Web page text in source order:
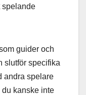
spelande
guider och
slutför specifika
andra spelare
du kanske inte